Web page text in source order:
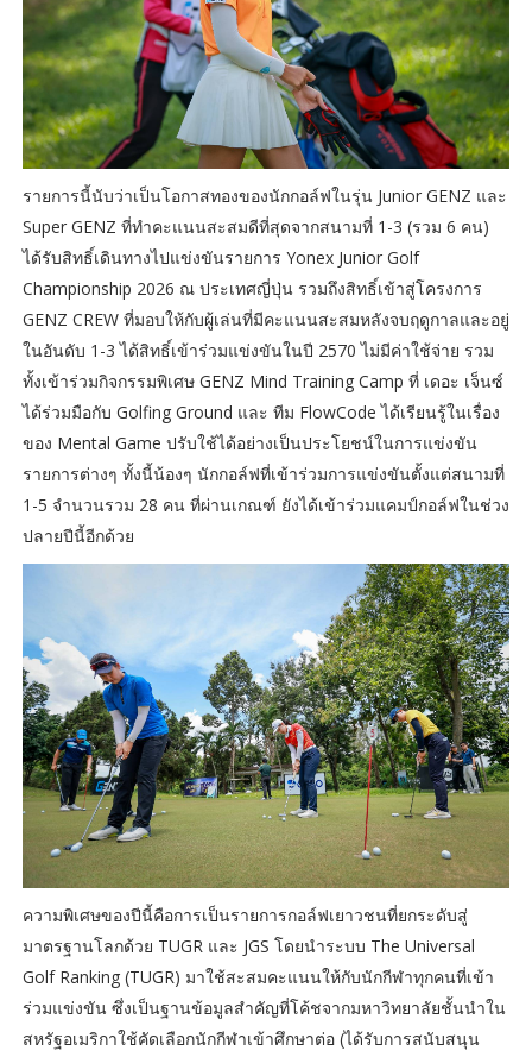
รายการนี้นับว่าเป็นโอกาสทองของนักกอล์ฟในรุ่น Junior GENZ และ
Super GENZ ที่ทำคะแนนสะสมดีที่สุดจากสนามที่ 1-3 (รวม 6 คน)
ได้รับสิทธิ์เดินทางไปแข่งขันรายการ Yonex Junior Golf
Championship 2026 ณ ประเทศญี่ปุ่น รวมถึงสิทธิ์เข้าสู่โครงการ
GENZ CREW ที่มอบให้กับผู้เล่นที่มีคะแนนสะสมหลังจบฤดูกาลและอยู่
ในอันดับ 1-3 ได้สิทธิ์เข้าร่วมแข่งขันในปี 2570 ไม่มีค่าใช้จ่าย รวม
ทั้งเข้าร่วมกิจกรรมพิเศษ GENZ Mind Training Camp ที่ เดอะ เจ็นซ์
ได้ร่วมมือกับ Golfing Ground และ ทีม FlowCode ได้เรียนรู้ในเรื่อง
ของ Mental Game ปรับใช้ได้อย่างเป็นประโยชน์ในการแข่งขัน
รายการต่างๆ ทั้งนี้น้องๆ นักกอล์ฟที่เข้าร่วมการแข่งขันตั้งแต่สนามที่
1-5 จำนวนรวม 28 คน ที่ผ่านเกณฑ์ ยังได้เข้าร่วมแคมป์กอล์ฟในช่วง
ปลายปีนี้อีกด้วย
ความพิเศษของปีนี้คือการเป็นรายการกอล์ฟเยาวชนที่ยกระดับสู่
มาตรฐานโลกด้วย TUGR และ JGS โดยนำระบบ The Universal
Golf Ranking (TUGR) มาใช้สะสมคะแนนให้กับนักกีฬาทุกคนที่เข้า
ร่วมแข่งขัน ซึ่งเป็นฐานข้อมูลสำคัญที่โค้ชจากมหาวิทยาลัยชั้นนำใน
สหรัฐอเมริกาใช้คัดเลือกนักกีฬาเข้าศึกษาต่อ (ได้รับการสนับสนุน